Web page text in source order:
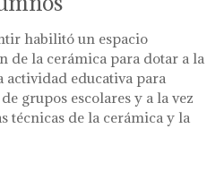
habilitó un espacio
de la cerámica para dotar a la
educativa para
grupos escolares y a la vez
técnicas de la cerámica y la